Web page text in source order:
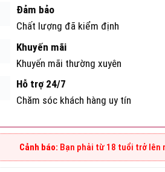
Đảm bảo
Chất lượng đã kiểm định
Khuyến mãi
Khuyến mãi thường xuyên
Hỗ trợ 24/7
Chăm sóc khách hàng uy tín
Bạn phải từ 18 tuổi trở lên